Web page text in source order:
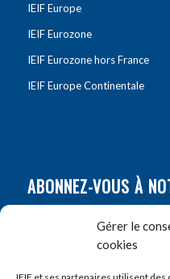
Gérer le
cookies
IEIF Europe
IEIF Eurozone
IEIF Eurozone hors France
IEIF Europe Continentale
ABONNEZ-VOUS À
Prénom*